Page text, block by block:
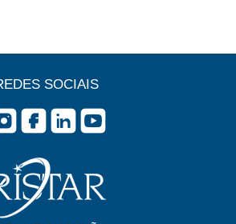
SOCIAIS